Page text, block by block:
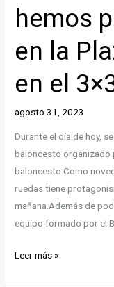
hemos
en la
en el
agosto 31, 2023
Durante el día de hoy,
baloncesto organizado
baloncesto.Como
ruedas tiene
mañana.Además de
equipo formado por el
Gran
Leer más »